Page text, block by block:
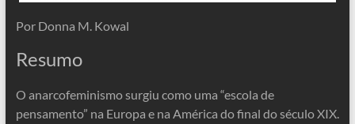
Por Donna M. Kowal
Resumo
O anarcofeminismo surgiu como uma “escola de
pensamento” na Europa e na América do final do século XIX.